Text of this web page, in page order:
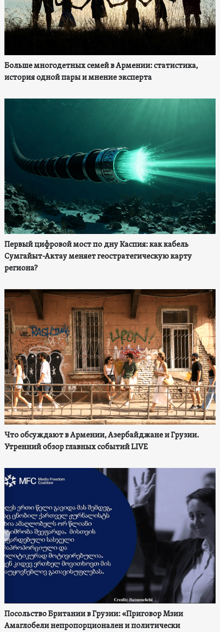
Больше многодетных семей в Армении: статистика,
история одной пары и мнение эксперта
Первый цифровой мост по дну Каспия: как кабель
Сумгайыт-Актау меняет геостратегическую карту
региона?
Что обсуждают в Армении, Азербайджане и Грузии.
Утренний обзор главных событий LIVE
Посольство Британии в Грузии: «Приговор Мзии
Амаглобели непропорционален и политически